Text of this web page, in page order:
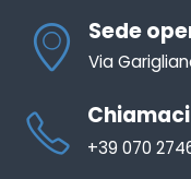
Sede
Via
+39 070